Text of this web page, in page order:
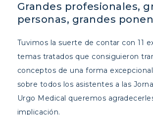
Grandes profesionales,
personas, grandes
Tuvimos la suerte de contar con 11
temas tratados que consiguieron
conceptos de una forma
sobre todos los asistentes a las
Urgo Medical queremos
implicación.